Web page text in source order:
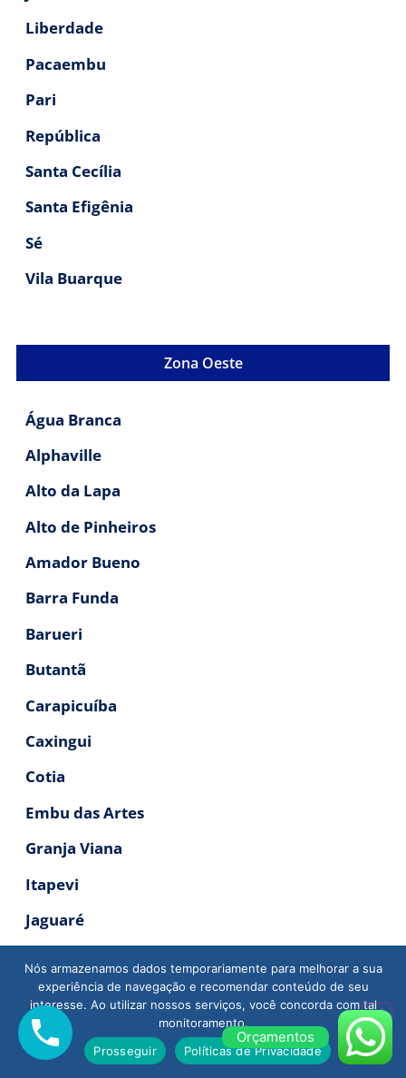
Liberdade
Pacaembu
Pari
República
Santa Cecília
Santa Efigênia
Sé
Vila Buarque
Zona Oeste
Água Branca
Alphaville
Alto da Lapa
Alto de Pinheiros
Amador Bueno
Barra Funda
Barueri
Butantã
Carapicuíba
Caxingui
Cotia
Embu das Artes
Granja Viana
Itapevi
Jaguaré
Jaraguá
Lapa
Osasco
Orçamentos
Nós armazenamos dados temporariamente para melhorar a sua
experiência de navegação e recomendar conteúdo de seu
interesse. Ao utilizar nossos serviços, você concorda com tal
monitoramento.
Prosseguir
Políticas de Privacidade